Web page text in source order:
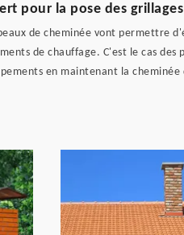
pour la pose des
de cheminée vont permettre
de chauffage. C'est le cas
en maintenant la